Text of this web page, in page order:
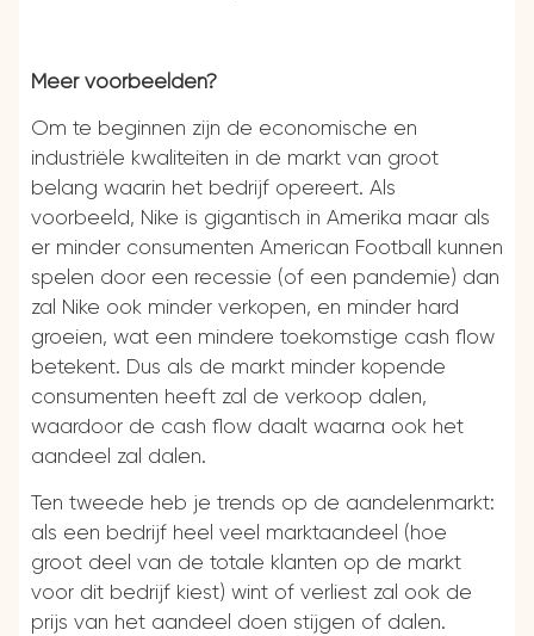
Meer voorbeelden?
Om te beginnen zijn de economische en
industriële kwaliteiten in de markt van groot
belang waarin het bedrijf opereert. Als
voorbeeld, Nike is gigantisch in Amerika maar als
er minder consumenten American Football kunnen
spelen door een recessie (of een pandemie) dan
zal Nike ook minder verkopen, en minder hard
groeien, wat een mindere toekomstige cash flow
betekent. Dus als de markt minder kopende
consumenten heeft zal de verkoop dalen,
waardoor de cash flow daalt waarna ook het
aandeel zal dalen.
Ten tweede heb je trends op de aandelenmarkt:
als een bedrijf heel veel marktaandeel (hoe
groot deel van de totale klanten op de markt
voor dit bedrijf kiest) wint of verliest zal ook de
prijs van het aandeel doen stijgen of dalen.